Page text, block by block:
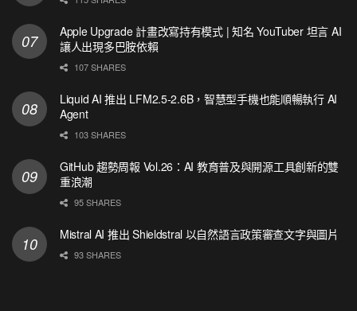
Apple Upgrade 計畫改寫持有模式 | 知名 YouTuber 坦言 AI
讓人出現多巴胺依賴
107 SHARES
Liquid AI 推出 LFM2.5-2.6B，智慧型手機也能順暢執行 AI
Agent
103 SHARES
GitHub 趨勢周報 Vol.26：AI 教育普及與開源工具創新的雙
重浪潮
95 SHARES
Mistral AI 推出 Shieldstral 以自然語言政策審查文字與圖片
93 SHARES